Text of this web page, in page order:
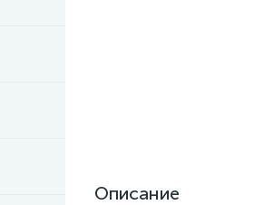
Описание